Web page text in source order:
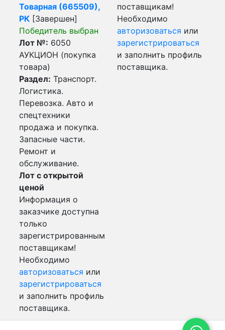
Товарная (665509),
РК [Завершен]
Победитель выбран
Лот №: 6050
АУКЦИОН (покупка
товара)
Раздел: Транспорт.
Логистика.
Перевозка. Авто и
спецтехники
продажа и покупка.
Запасные части.
Ремонт и
обслуживание.
Лот с открытой
ценой
Информация о
заказчике доступна
только
зарегистрированным
поставщикам!
Необходимо
авторизоваться или
зарегистрироваться
и заполнить профиль
поставщика.
поставщикам!
Необходимо
авторизоваться или
зарегистрироваться
и заполнить профиль
поставщика.